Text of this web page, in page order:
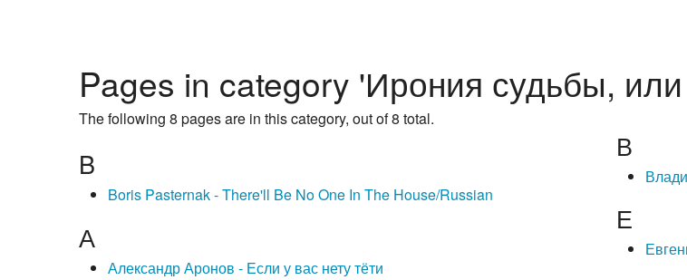
Pages in category 'Ирония судьбы,
The following 8 pages are in this category, out of 8 total.
B
Boris Pasternak - There'll Be No One In The House/Russian
А
Александр Аронов - Если у вас нету тёти
В
Е